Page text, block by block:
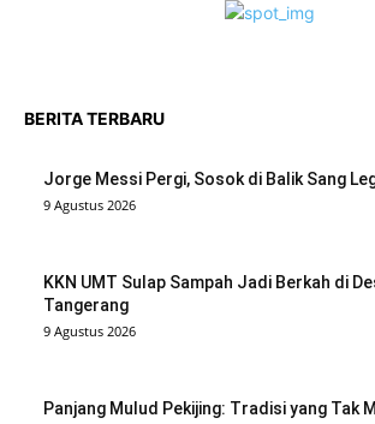
BERITA TERBARU
Jorge Messi Pergi, Sosok di Balik Sang
9 Agustus 2026
KKN UMT Sulap Sampah Jadi Berkah di
Tangerang
9 Agustus 2026
Panjang Mulud Pekijing: Tradisi yang Tak